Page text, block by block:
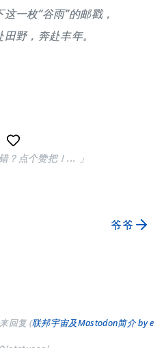
一枚“谷雨”的邮戳，
野，奔赴丰年。
？点个赞把！... 」
爷爷
回复 (联邦宇宙及Mastodon简介 by e